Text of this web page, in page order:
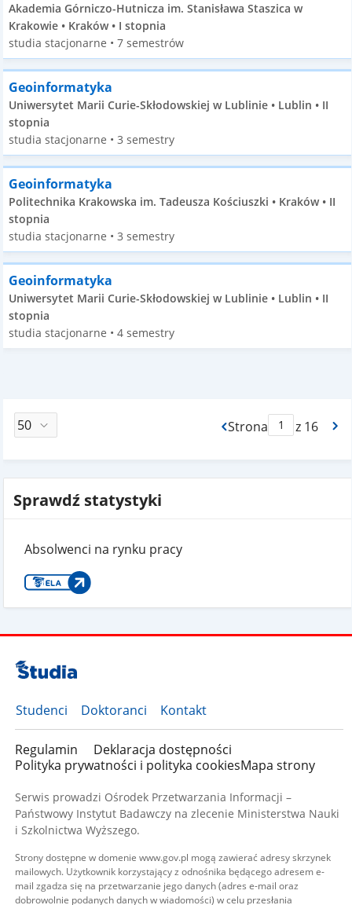
Akademia Górniczo-Hutnicza im. Stanisława Staszica w
Krakowie • Kraków • I stopnia
studia stacjonarne • 7 semestrów
Geoinformatyka
Uniwersytet Marii Curie-Skłodowskiej w Lublinie • Lublin • II
stopnia
studia stacjonarne • 3 semestry
Geoinformatyka
Politechnika Krakowska im. Tadeusza Kościuszki • Kraków • II
stopnia
studia stacjonarne • 3 semestry
Geoinformatyka
Uniwersytet Marii Curie-Skłodowskiej w Lublinie • Lublin • II
stopnia
studia stacjonarne • 4 semestry
Strona
Max Stronaz 16
Sprawdź statystyki
Absolwenci na rynku pracy
Studenci Doktoranci Kontakt
Regulamin
Deklaracja dostępności
Polityka prywatności i polityka cookiesMapa strony
Serwis prowadzi Ośrodek Przetwarzania Informacji –
Państwowy Instytut Badawczy na zlecenie Ministerstwa Nauki
i Szkolnictwa Wyższego.
Strony dostępne w domenie www.gov.pl mogą zawierać adresy skrzynek
mailowych. Użytkownik korzystający z odnośnika będącego adresem e-
mail zgadza się na przetwarzanie jego danych (adres e-mail oraz
dobrowolnie podanych danych w wiadomości) w celu przesłania